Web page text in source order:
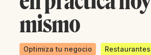
mismo
Optimiza tu negocio Restaurantes